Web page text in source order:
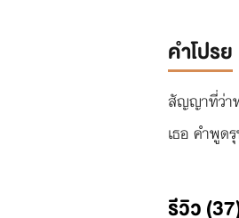
คำโปรย
สัญญาที่ว่าท
เธอ คำพูด
รีวิว